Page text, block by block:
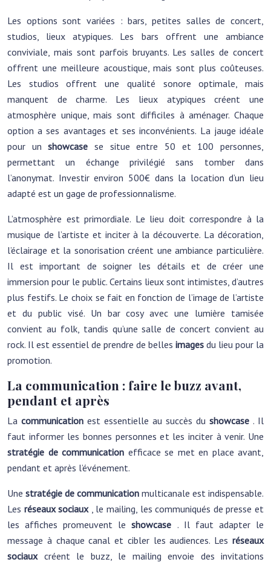
Les options sont variées : bars, petites salles de concert,
studios, lieux atypiques. Les bars offrent une ambiance
conviviale, mais sont parfois bruyants. Les salles de concert
offrent une meilleure acoustique, mais sont plus coûteuses.
Les studios offrent une qualité sonore optimale, mais
manquent de charme. Les lieux atypiques créent une
atmosphère unique, mais sont difficiles à aménager. Chaque
option a ses avantages et ses inconvénients. La jauge idéale
pour unshowcasese situe entre 50 et 100 personnes,
permettant un échange privilégié sans tomber dans
l’anonymat. Investir environ 500€ dans la location d’un lieu
adapté est un gage de professionnalisme.
L’atmosphère est primordiale. Le lieu doit correspondre à la
musique de l’artiste et inciter à la découverte. La décoration,
l’éclairage et la sonorisation créent une ambiance particulière.
Il est important de soigner les détails et de créer une
immersion pour le public. Certains lieux sont intimistes, d’autres
plus festifs. Le choix se fait en fonction de l’image de l’artiste
et du public visé. Un bar cosy avec une lumière tamisée
convient au folk, tandis qu’une salle de concert convient au
rock. Il est essentiel de prendre de belles images du lieu pour la
promotion.
La communication : faire le buzz avant,
pendant et après
La communication est essentielle au succès du showcase . Il
faut informer les bonnes personnes et les inciter à venir. Une
stratégie de communication efficace se met en place avant,
pendant et après l’événement.
Une stratégie de communication multicanale est indispensable.
Les réseaux sociaux , le mailing, les communiqués de presse et
les affiches promeuvent leshowcase . Il faut adapter le
message à chaque canal et cibler les audiences. Les réseaux
sociaux créent le buzz, le mailing envoie des invitations